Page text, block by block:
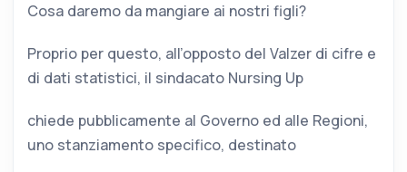
Cosa daremo da mangiare ai nostri figli?
Proprio per questo, all’opposto del Valzer di cifre e
di dati statistici, il sindacato Nursing Up
chiede pubblicamente al Governo ed alle Regioni,
uno stanziamento specifico, destinato